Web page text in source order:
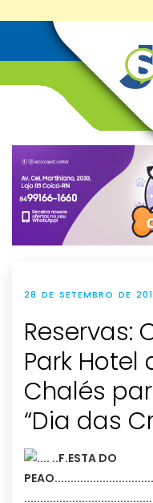
28 DE SETEMBRO DE
Reservas:
Park Hotel
Chalés
“Dia das